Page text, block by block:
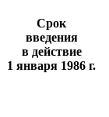
Срок
введения
в действие
1 января 1986 г.